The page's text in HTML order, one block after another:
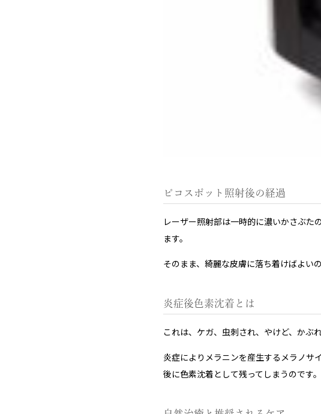
ピコスポット照射後の経過
レーザー照射部は一時的に濃いかさぶ
ます。
そのまま、綺麗な皮膚に落ち着けばよい
炎症後色素沈着とは
これは、ケガ、虫刺され、やけど、かぶ
炎症によりメラニンを産生するメラノサ
後に色素沈着として残ってしまうのです。